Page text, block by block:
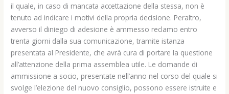
il quale, in caso di mancata accettazione della stessa, non è
tenuto ad indicare i motivi della propria decisione. Peraltro,
avverso il diniego di adesione è ammesso reclamo entro
trenta giorni dalla sua comunicazione, tramite istanza
presentata al Presidente, che avrà cura di portare la questione
all’attenzione della prima assemblea utile. Le domande di
ammissione a socio, presentate nell’anno nel corso del quale si
svolge l’elezione del nuovo consiglio, possono essere istruite e